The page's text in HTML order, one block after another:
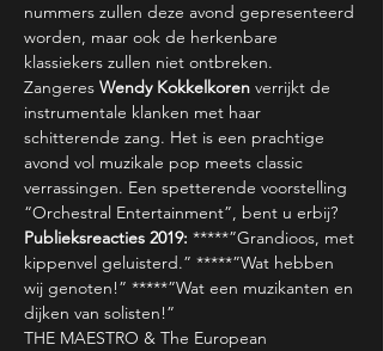
nummers zullen deze avond gepresenteerd
worden, maar ook de herkenbare
klassiekers zullen niet ontbreken.
Zangeres Wendy Kokkelkoren verrijkt de
instrumentale klanken met haar
schitterende zang. Het is een prachtige
avond vol muzikale pop meets classic
verrassingen. Een spetterende voorstelling
“Orchestral Entertainment”, bent u erbij?
Publieksreacties 2019: *****”Grandioos, met
kippenvel geluisterd.” *****”Wat hebben
wij genoten!” *****”Wat een muzikanten en
dijken van solisten!”
THE MAESTRO & The European